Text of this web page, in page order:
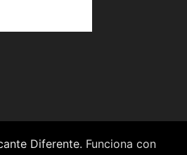
Diferente. Funciona con